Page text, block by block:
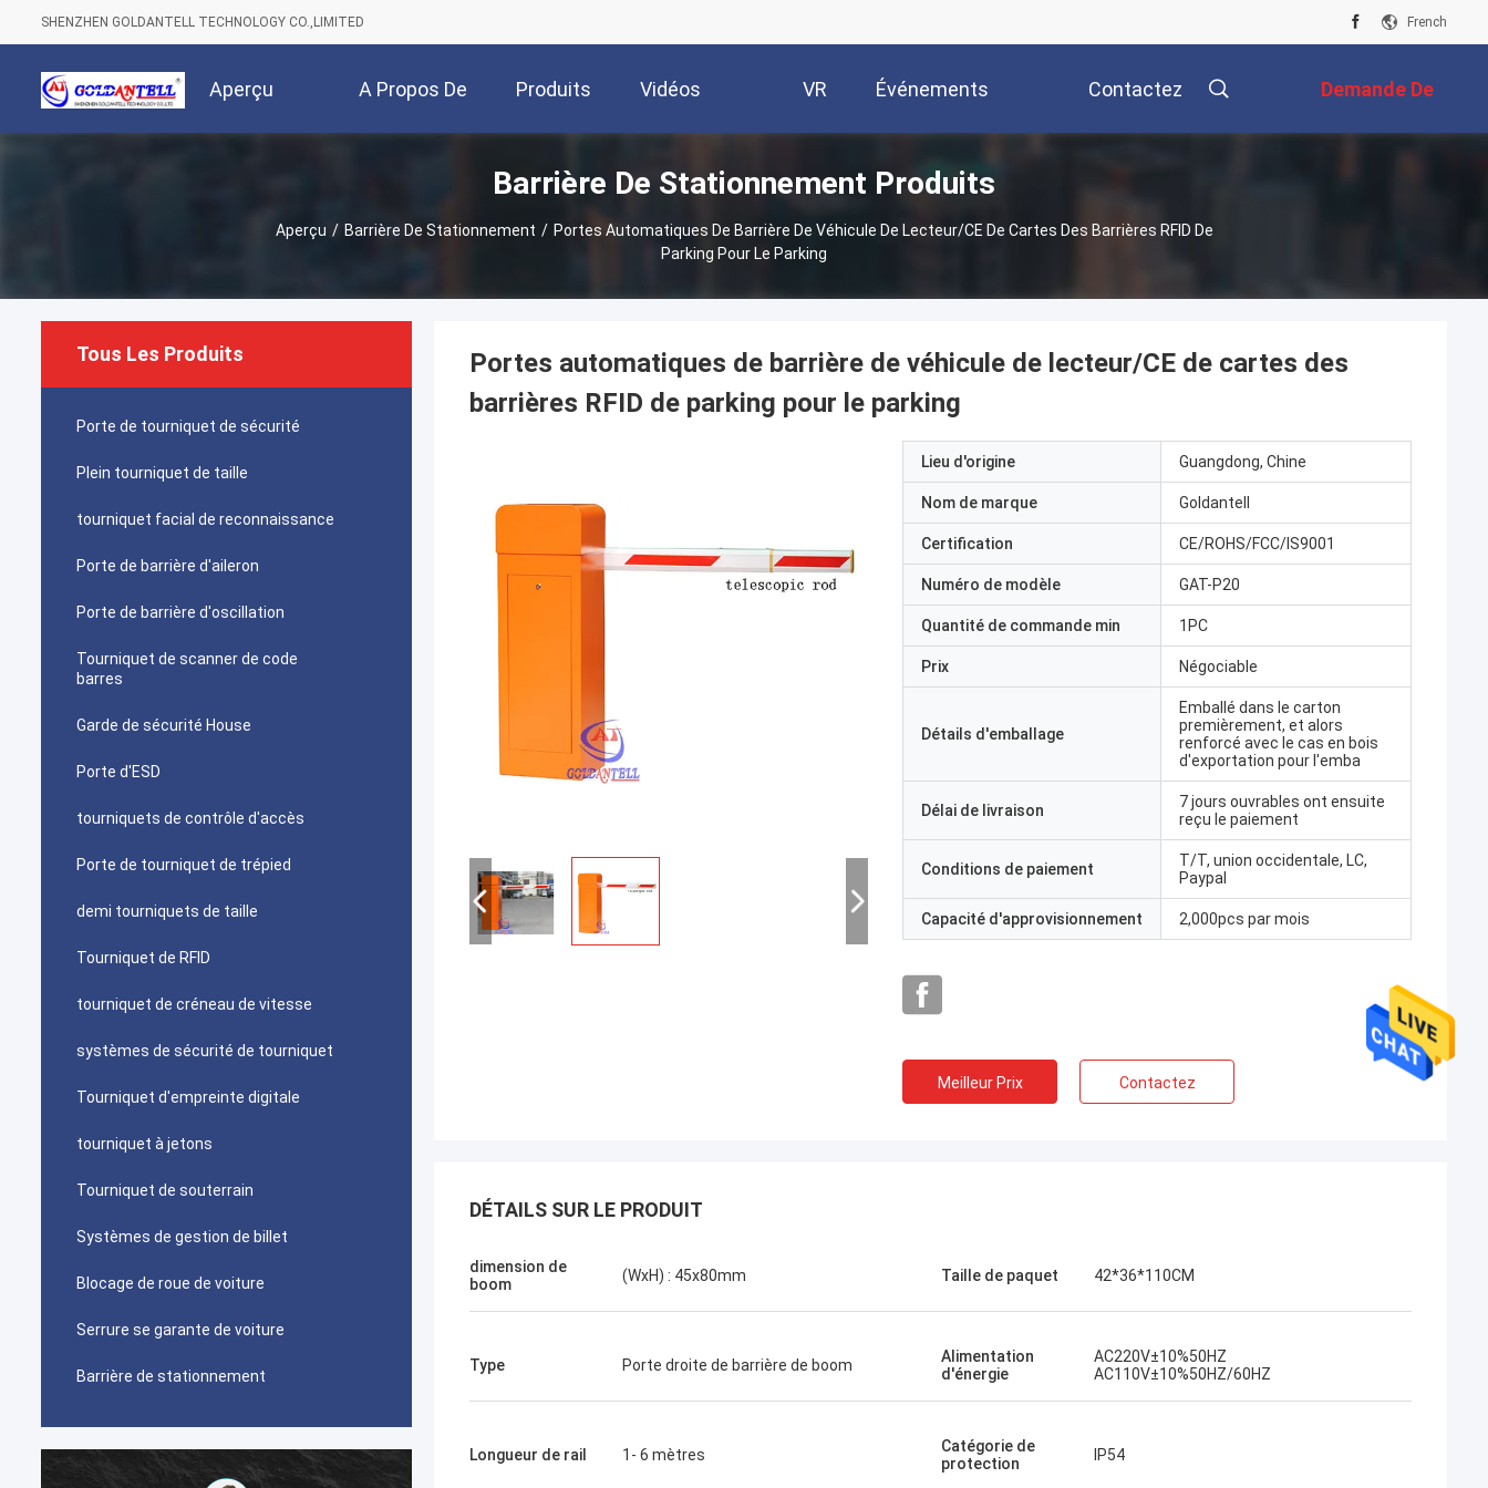
SHENZHEN GOLDANTELL TECHNOLOGY CO.,LIMITED French
Aperçu A Propos De Produits Vidéos VR
Show
Événements Contactez Demande De
Soumission
Barrière De Stationnement Produits
Aperçu / Barrière De Stationnement / Portes Automatiques De Barrière De Véhicule De Lecteur/CE De Cartes Des Barrières RFID De
Parking Pour Le Parking
Tous Les Produits
Porte de tourniquet de sécurité
Plein tourniquet de taille
tourniquet facial de reconnaissance
Porte de barrière d'aileron
Porte de barrière d'oscillation
Tourniquet de scanner de code
barres
Garde de sécurité House
Porte d'ESD
tourniquets de contrôle d'accès
Porte de tourniquet de trépied
demi tourniquets de taille
Tourniquet de RFID
tourniquet de créneau de vitesse
systèmes de sécurité de tourniquet
Tourniquet d'empreinte digitale
tourniquet à jetons
Tourniquet de souterrain
Systèmes de gestion de billet
Blocage de roue de voiture
Serrure se garante de voiture
Barrière de stationnement
Portes automatiques de barrière de véhicule de lecteur/CE de cartes des
barrières RFID de parking pour le parking
Lieu d'origine Guangdong, Chine
Nom de marque Goldantell
Certification CE/ROHS/FCC/IS9001
Numéro de modèle GAT-P20
Quantité de commande min 1PC
Prix Négociable
Détails d'emballage
Emballé dans le carton
premièrement, et alors
renforcé avec le cas en bois
d'exportation pour l'emba
Délai de livraison
7 jours ouvrables ont ensuite
reçu le paiement
Conditions de paiement
T/T, union occidentale, LC,
Paypal
Capacité d'approvisionnement 2,000pcs par mois
Meilleur Prix Contactez
DÉTAILS SUR LE PRODUIT
dimension de
boom
(WxH) : 45x80mm Taille de paquet 42*36*110CM
Type Porte droite de barrière de boom
Alimentation
d'énergie
AC220V±10%50HZ
AC110V±10%50HZ/60HZ
Longueur de rail 1- 6 mètres
Catégorie de
protection
IP54